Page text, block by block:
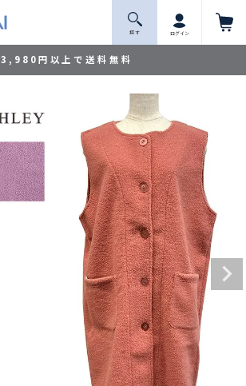
3,980円以上で送料無料
探 す ログイン